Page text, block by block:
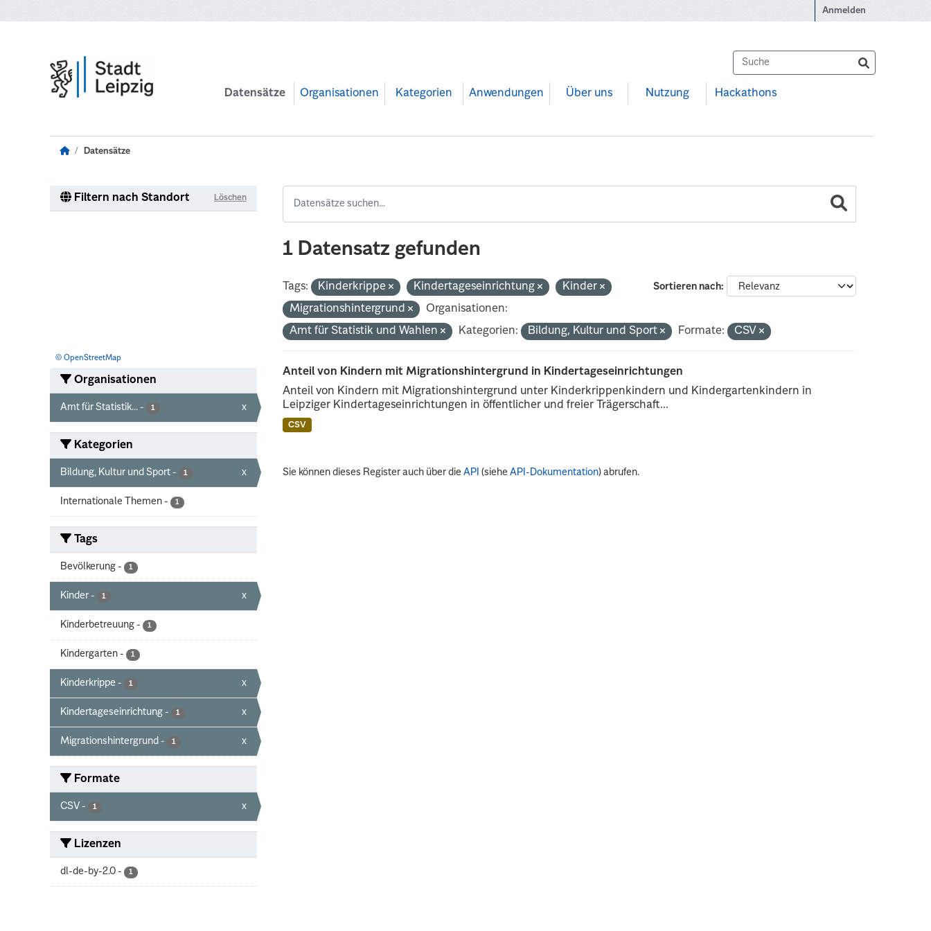
Anmelden
Datensätze Organisationen Kategorien Anwendungen Über uns Nutzung Hackathons
Datensätze
Filtern nach Standort Löschen
© OpenStreetMap
Organisationen
Amt für Statistik... - 1 x
Kategorien
Bildung, Kultur und Sport - 1 x
Internationale Themen - 1
Tags
Bevölkerung - 1
Kinder - 1 x
Kinderbetreuung - 1
Kindergarten - 1
Kinderkrippe - 1 x
Kindertageseinrichtung - 1 x
Migrationshintergrund - 1 x
Formate
CSV - 1 x
Lizenzen
dl-de-by-2.0 - 1
1 Datensatz gefunden
Sortieren nach
Tags: Kinderkrippe Kindertageseinrichtung
Kinder
Migrationshintergrund
Organisationen:
Amt für Statistik und Wahlen
Kategorien: Bildung, Kultur und Sport Formate: CSV
Anteil von Kindern mit Migrationshintergrund in Kindertageseinrichtungen
Anteil von Kindern mit Migrationshintergrund unter Kinderkrippenkindern und Kindergartenkindern in
Leipziger Kindertageseinrichtungen in öffentlicher und freier Trägerschaft...
CSV
Sie können dieses Register auch über dieAPI (sieheAPI-Dokumentation) abrufen.